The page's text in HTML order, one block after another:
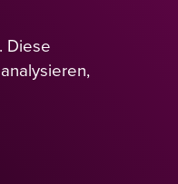
Diese